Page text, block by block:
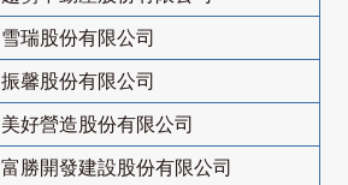
雪瑞股份有限公司
振馨股份有限公司
美好營造股份有限公司
富勝開發建設股份有限公司